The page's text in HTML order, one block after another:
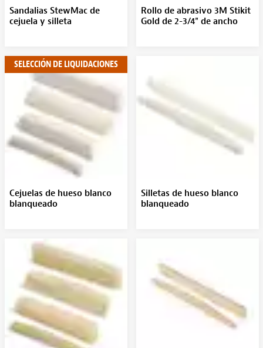
Sandalias StewMac de
cejuela y silleta
Rollo de abrasivo 3M Stikit
Gold de 2-3/4" de ancho
SELECCIÓN DE LIQUIDACIONES
Cejuelas de hueso blanco
blanqueado
Silletas de hueso blanco
blanqueado